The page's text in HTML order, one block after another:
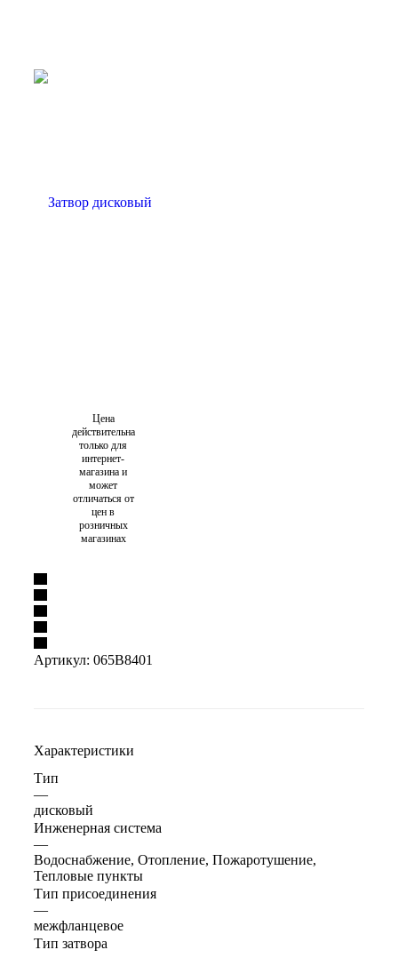
Цена
действительна
только для
интернет-
магазина и
может
отличаться от
цен в
розничных
магазинах
Артикул: 065B8401
Характеристики
Тип
—
дисковый
Инженерная система
—
Водоснабжение, Отопление, Пожаротушение,
Тепловые пункты
Тип присоединения
—
межфланцевое
Тип затвора